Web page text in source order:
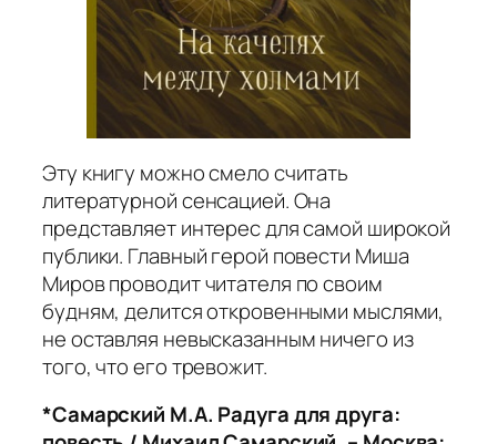
Эту книгу можно смело считать
литературной сенсацией. Она
представляет интерес для самой широкой
публики. Главный герой повести Миша
Миров проводит читателя по своим
будням, делится откровенными мыслями,
не оставляя невысказанным ничего из
того, что его тревожит.
*Самарский М.А. Радуга для друга: